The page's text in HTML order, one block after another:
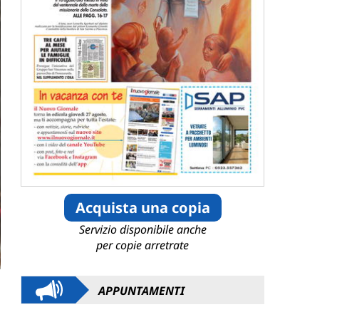
Acquista una copia
Servizio disponibile anche
per copie arretrate
APPUNTAMENTI